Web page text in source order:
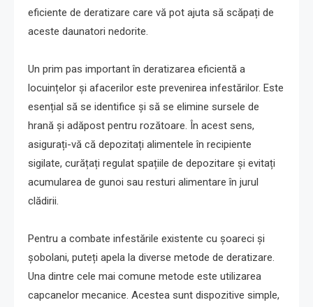
eficiente de deratizare care vă pot ajuta să scăpați de
aceste daunatori nedorite.
Un prim pas important în deratizarea eficientă a
locuințelor și afacerilor este prevenirea infestărilor. Este
esențial să se identifice și să se elimine sursele de
hrană și adăpost pentru rozătoare. În acest sens,
asigurați-vă că depozitați alimentele în recipiente
sigilate, curățați regulat spațiile de depozitare și evitați
acumularea de gunoi sau resturi alimentare în jurul
clădirii.
Pentru a combate infestările existente cu șoareci și
șobolani, puteți apela la diverse metode de deratizare.
Una dintre cele mai comune metode este utilizarea
capcanelor mecanice. Acestea sunt dispozitive simple,